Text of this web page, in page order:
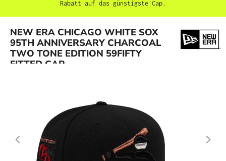
Rabatt auf das günstigste Cap.
NEW ERA CHICAGO WHITE SOX
95TH ANNIVERSARY CHARCOAL
TWO TONE EDITION 59FIFTY
FITTED CAP
Bildergalerie überspringen